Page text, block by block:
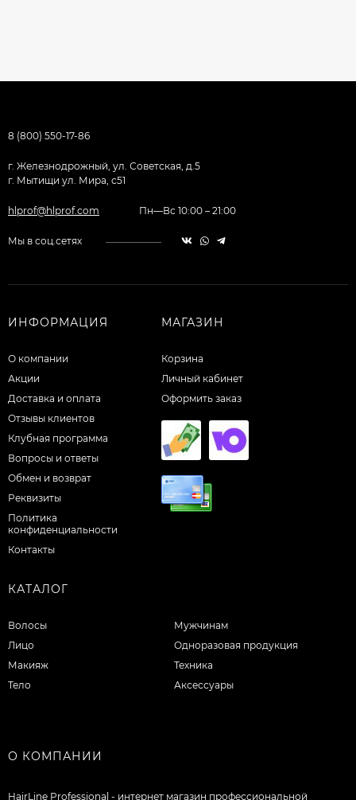
8 (800) 550-17-86
г. Железнодрожный, ул. Советская, д.5
г. Мытищи ул. Мира, с51
hlprof@hlprof.com Пн—Вс 10:00 – 21:00
Мы в соц.сетях
ИНФОРМАЦИЯ
О компании
Акции
Доставка и оплата
Отзывы клиентов
Клубная программа
Вопросы и ответы
Обмен и возврат
Реквизиты
Политика
конфиденциальности
Контакты
МАГАЗИН
Корзина
Личный кабинет
Оформить заказ
КАТАЛОГ
Волосы
Лицо
Макияж
Тело
Мужчинам
Одноразовая продукция
Техника
Аксессуары
О КОМПАНИИ
HairLine Professional - интернет магазин профессиональной